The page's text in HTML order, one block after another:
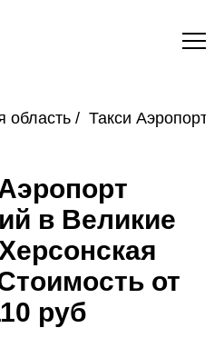
область Такси Аэропорт
в Великие
от
руб